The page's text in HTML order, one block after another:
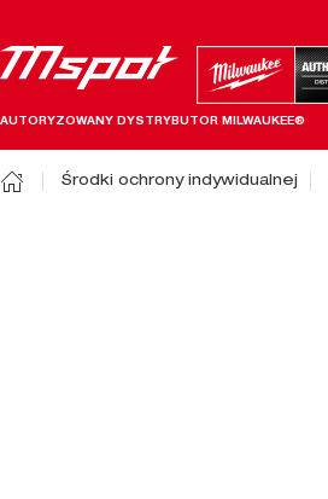
AUTORYZOWANY DYSTRYBUTOR MILWAUKEE®
Środki ochrony indywidualnej